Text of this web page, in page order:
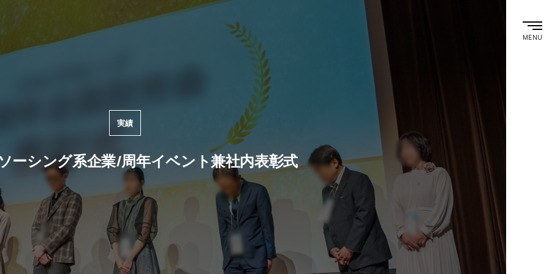
MENU
実績
ーシング系企業/周年イベント兼社内表彰式